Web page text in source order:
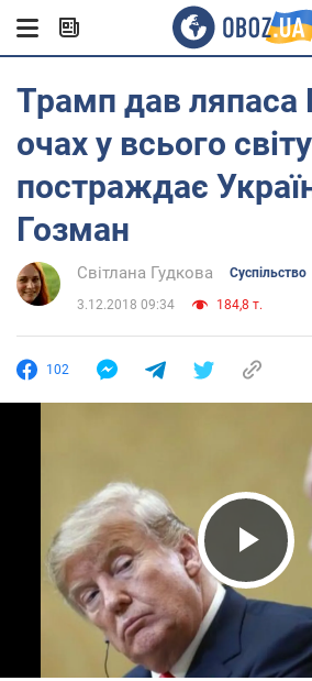
Трамп дав ляпаса
очах у всього
постраждає
Гозман
Світлана Гудкова Суспільство
3.12.2018 09:34 184,8 т.
102
Play